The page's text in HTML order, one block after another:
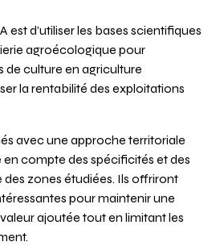
est d’utiliser les bases scientifiques
agroécologique pour
de culture en agriculture
la rentabilité des exploitations
avec une approche territoriale
compte des spécificités et des
zones étudiées. Ils offriront
pour maintenir une
ajoutée tout en limitant les